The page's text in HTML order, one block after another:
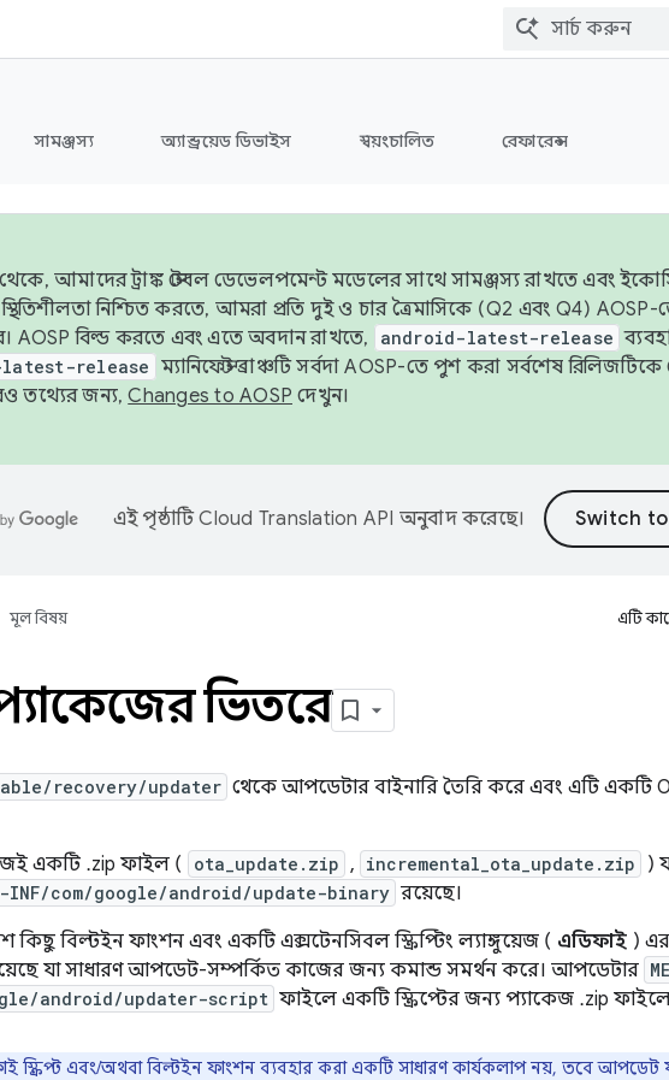
সামঞ্জস্য অ্যান্ড্রয়েড ডিভাইস স্বয়ংচালিত রেফারেন্স
আমাদের ট্রাঙ্ক স্টেবল ডেভেলপমেন্ট মডেলের সাথে সামঞ্জস্য রাখতে এবং
স্থিতিশীলতা নিশ্চিত করতে, আমরা প্রতি দুই ও চার ত্রৈমাসিকে (Q2 এবং Q4)
AOSP বিল্ড করতে এবং এতে অবদান রাখতে,
android-latest-release
release ম্যানিফেস্ট ব্রাঞ্চটি সর্বদা AOSP-তে পুশ করা সর্বশেষ রিলিজটিকে
তথ্যের জন্য,Changes to AOSP দেখুন।
এই পৃষ্ঠাটিCloud Translation API অনুবাদ করেছে।
মূল বিষয় এটি
ভিতরে
recovery/updater থেকে আপডেটার বাইনারি তৈরি করে এবং এটি একটি
একটি .zip ফাইল (
ota_update.zip , incremental_ota_update.zip
)
INF/com/google/android/update-binary রয়েছে।
কিছু বিল্টইন ফাংশন এবং একটি এক্সটেনসিবল স্ক্রিপ্টিং ল্যাঙ্গুয়েজ ( এডিফাই )
যা সাধারণ আপডেট-সম্পর্কিত কাজের জন্য কমান্ড সমর্থন করে। আপডেটার
android/updater-script ফাইলে একটি স্ক্রিপ্টের জন্য প্যাকেজ .zip ফাইলে
স্ক্রিপ্ট এবং/অথবা বিল্টইন ফাংশন ব্যবহার করা একটি সাধারণ কার্যকলাপ নয়, তবে আপডেট